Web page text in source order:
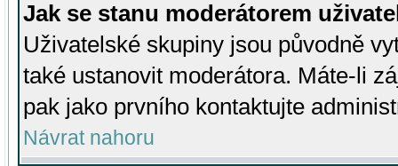
Jak se stanu moderátorem
Uživatelské skupiny jsou původně
také ustanovit moderátora. Máte-li
pak jako prvního kontaktujte
Návrat nahoru